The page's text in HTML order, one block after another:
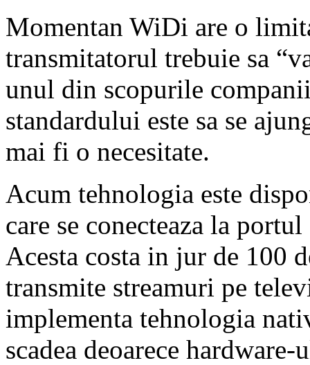
Momentan WiDi are o
transmitatorul trebuie sa
unul din scopurile
standardului este sa se
mai fi o necesitate.
Acum tehnologia este
care se conecteaza la
Acesta costa in jur de 100
transmite streamuri pe
implementa tehnologia
scadea deoarece